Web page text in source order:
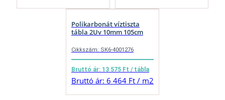
Polikarbonát víztiszta
tábla 2Uv 10mm 105cm
Cikkszám: SK6-4001276
Bruttó ár: 13 575 Ft / tábla
Bruttó ár: 6 464 Ft / m2